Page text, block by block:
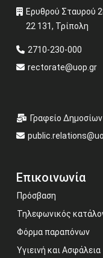
Ερυθρού Σταυρού
22 131, Τρίπολη
2710-230-000
rectorate@uop.gr
Γραφείο
Επικοινωνία
Πρόσβαση
Τηλεφωνικός
Φόρμα παραπόνων
Υγιεινή και Ασφάλεια